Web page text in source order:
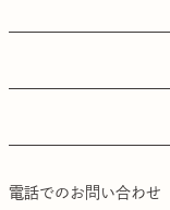
電話でのお問い合わせ